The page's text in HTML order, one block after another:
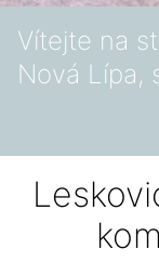
Vítejte na
Nová Lípa,